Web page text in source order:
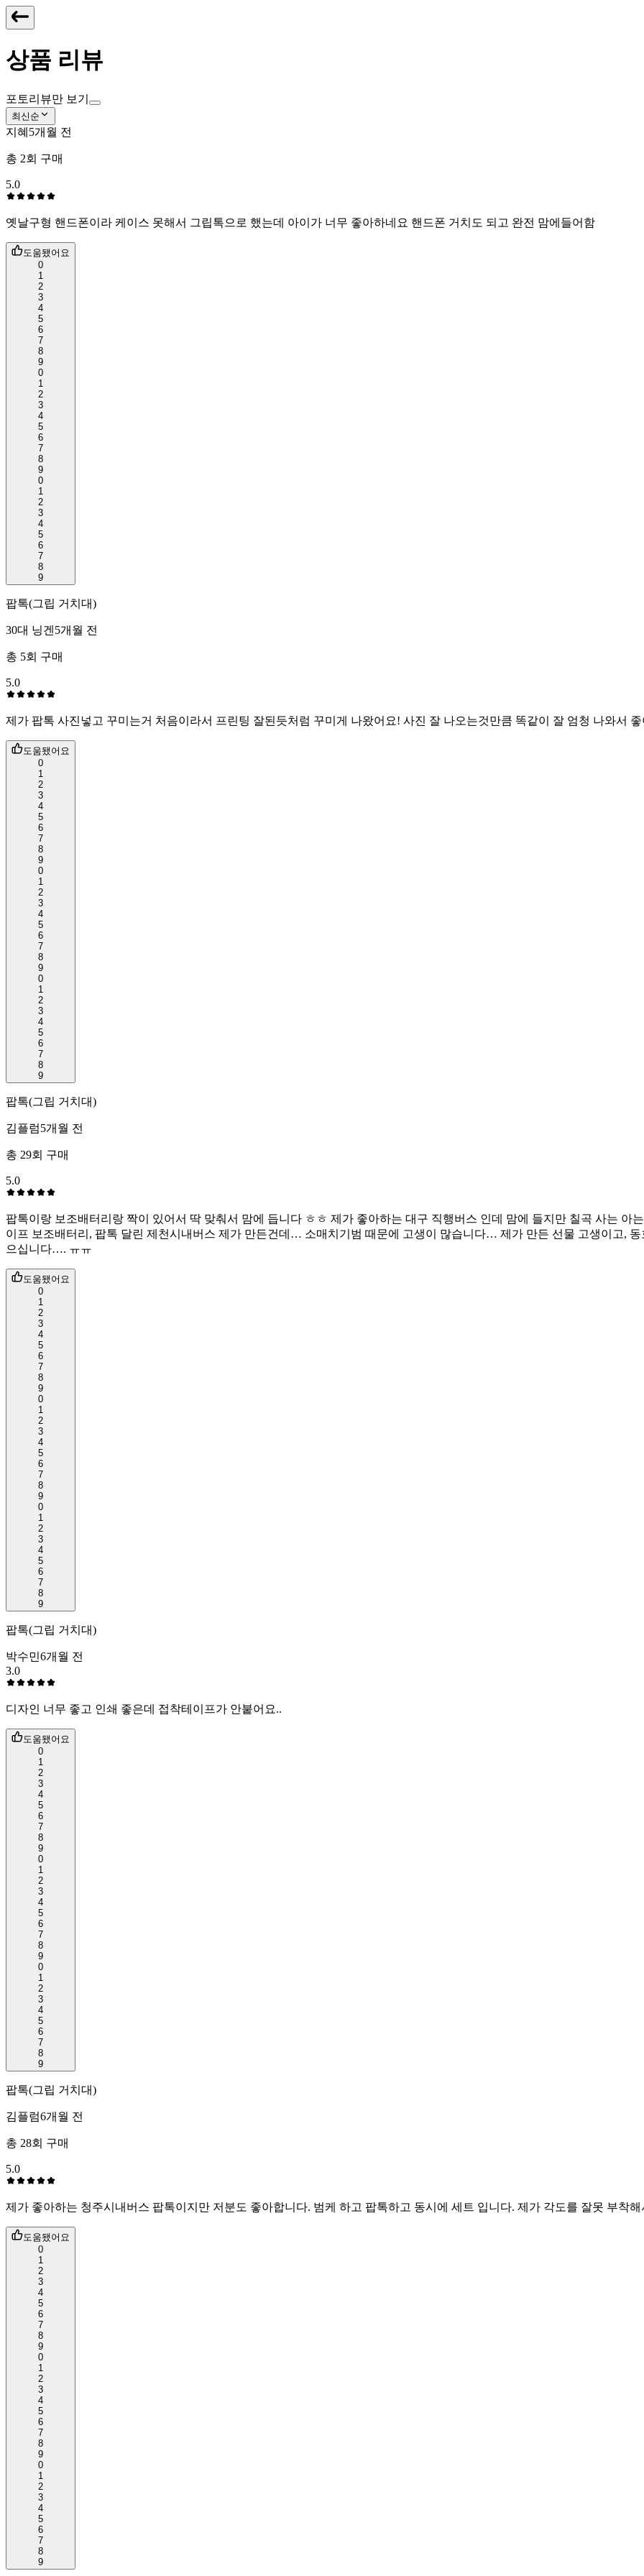
상품 리뷰
포토리뷰만 보기
최신순
지혜 5개월 전
총 2회 구매
5.0
옛날구형 핸드폰이라 케이스 못해서 그립톡으로 했는데 아이가 너무 좋아하네요 핸드폰 거치도 되고 완전 맘에들어함
도움됐어요
0
1
2
3
4
5
6
7
8
9
0
1
2
3
4
5
6
7
8
9
0
1
2
3
4
5
6
7
8
9
팝톡(그립 거치대)
30대 닝겐 5개월 전
총 5회 구매
5.0
제가 팝톡 사진넣고 꾸미는거 처음이라서 프린팅 잘된듯처럼 꾸미게 나왔어요! 사진 잘 나오는것만큼 똑같이 잘 엄청 나와서
도움됐어요
0
1
2
3
4
5
6
7
8
9
0
1
2
3
4
5
6
7
8
9
0
1
2
3
4
5
6
7
8
9
팝톡(그립 거치대)
김플럼5개월 전
총 29회 구매
5.0
팝톡이랑 보조배터리랑 짝이 있어서 딱 맞춰서 맘에 듭니다 ㅎㅎ 제가 좋아하는 대구 직행버스 인데 맘에 들지만 칠곡 사는 아
이프 보조배터리, 팝톡 달린 제천시내버스 제가 만든건데… 소매치기범 때문에 고생이 많습니다… 제가 만든 선물 고생이고,
으십니다…. ㅠㅠ
도움됐어요
0
1
2
3
4
5
6
7
8
9
0
1
2
3
4
5
6
7
8
9
0
1
2
3
4
5
6
7
8
9
팝톡(그립 거치대)
박수민6개월 전
3.0
디자인 너무 좋고 인쇄 좋은데 접착테이프가 안붙어요..
도움됐어요
0
1
2
3
4
5
6
7
8
9
0
1
2
3
4
5
6
7
8
9
0
1
2
3
4
5
6
7
8
9
팝톡(그립 거치대)
김플럼6개월 전
총 28회 구매
5.0
제가 좋아하는 청주시내버스 팝톡이지만 저분도 좋아합니다. 범케 하고 팝톡하고 동시에 세트 입니다. 제가 각도를 잘못 부착
도움됐어요
0
1
2
3
4
5
6
7
8
9
0
1
2
3
4
5
6
7
8
9
0
1
2
3
4
5
6
7
8
9